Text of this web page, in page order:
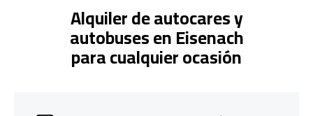
Alquiler de autocares y
autobuses en Eisenach
para cualquier ocasión